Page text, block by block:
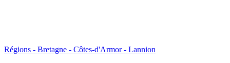
Régions - Bretagne - Côtes-d'Armor - Lannion